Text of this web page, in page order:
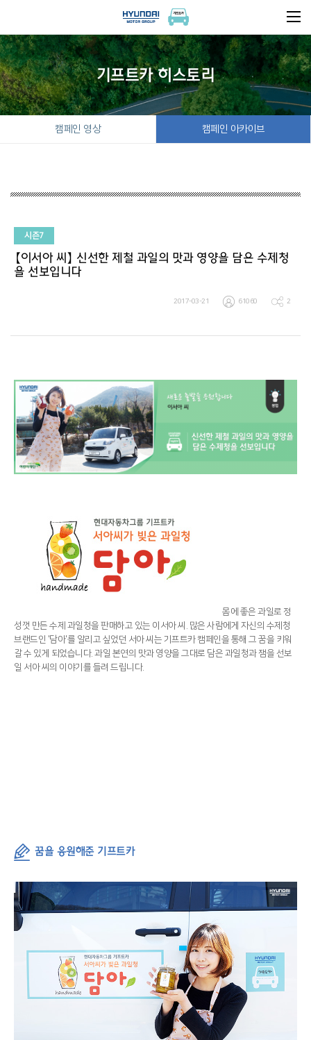
기프트카 히스토리
캠페인 영상 캠페인 아카이브
시즌7
【이서아 씨】 신선한 제철 과일의 맛과 영양을 담은 수제청
을 선보입니다
2017-03-21 61060 2
몸에 좋은 과일로 정
성껏 만든 수제 과일청을 판매하고 있는 이서아 씨. 많은 사람에게 자신의 수제청
브랜드인 '담아'를 알리고 싶었던 서아 씨는 기프트카 캠페인을 통해 그 꿈을 키워
갈 수 있게 되었습니다. 과일 본연의 맛과 영양을 그대로 담은 과일청과 잼을 선보
일 서아 씨의 이야기를 들려 드립니다.
꿈을 응원해준 기프트카